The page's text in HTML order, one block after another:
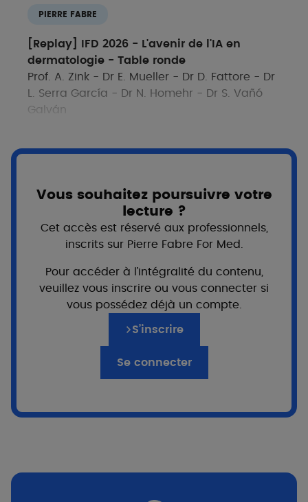
PIERRE FABRE
[Replay] IFD 2026 - L'avenir de l'IA en
dermatologie - Table ronde
Prof. A. Zink - Dr E. Mueller - Dr D. Fattore - Dr
L. Serra García - Dr N. Homehr - Dr S. Vañó
Galván
SYMPOSIUM
Vous souhaitez poursuivre votre
lecture ?
Cet accès est réservé aux professionnels,
inscrits sur Pierre Fabre For Med.
Pour accéder à l’intégralité du contenu,
veuillez vous inscrire ou vous connecter si
vous possédez déjà un compte.
S’inscrire
Se connecter